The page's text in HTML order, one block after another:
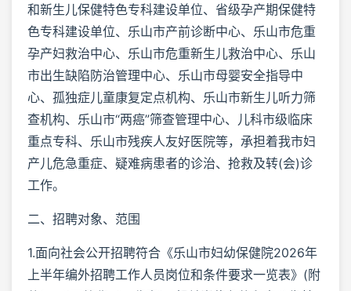
和新生儿保健特色专科建设单位、省级孕产期保健特
色专科建设单位、乐山市产前诊断中心、乐山市危重
孕产妇救治中心、乐山市危重新生儿救治中心、乐山
市出生缺陷防治管理中心、乐山市母婴安全指导中
心、孤独症儿童康复定点机构、乐山市新生儿听力筛
查机构、乐山市“两癌”筛查管理中心、儿科市级临床
重点专科、乐山市残疾人友好医院等，承担着我市妇
产儿危急重症、疑难病患者的诊治、抢救及转(会)诊
工作。
二、招聘对象、范围
1.面向社会公开招聘符合《乐山市妇幼保健院2026年
上半年编外招聘工作人员岗位和条件要求一览表》(附